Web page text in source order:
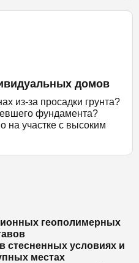
домов
из-за просадки грунта?
фундамента?
на участке с высоким
геополимерных
стесненных условиях и
местах